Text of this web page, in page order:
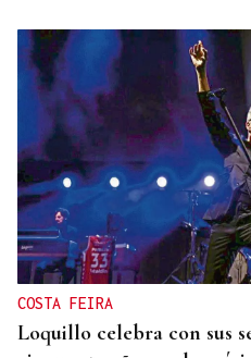
COSTA FEIRA
Loquillo celebra con sus